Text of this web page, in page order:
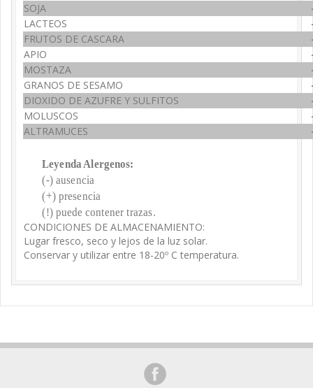
SOJA
LACTEOS
FRUTOS DE CASCARA
APIO
MOSTAZA
GRANOS DE SESAMO
DIOXIDO DE AZUFRE Y SULFITOS
MOLUSCOS
ALTRAMUCES
Leyenda Alergenos:
(-) ausencia
(+) presencia
(!) puede contener trazas.
CONDICIONES DE ALMACENAMIENTO:
Lugar fresco, seco y lejos de la luz solar.
Conservar y utilizar entre 18-20º C temperatura.